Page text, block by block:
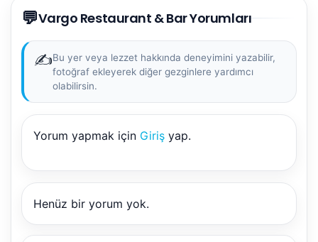
💬Vargo Restaurant & Bar Yorumları
✍️Bu yer veya lezzet hakkında deneyimini yazabilir,
fotoğraf ekleyerek diğer gezginlere yardımcı
olabilirsin.
Yorum yapmak için Giriş yap.
Henüz bir yorum yok.